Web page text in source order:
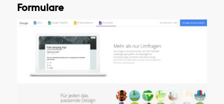
Formulare